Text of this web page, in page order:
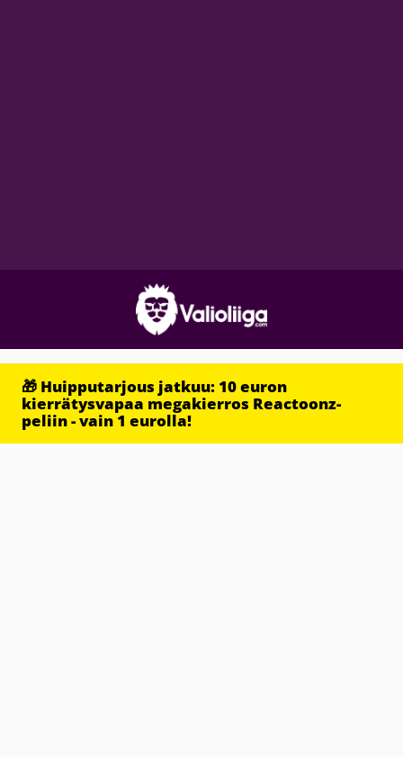
🎁 Huipputarjous jatkuu: 10 euron
kierrätysvapaa megakierros Reactoonz-
peliin - vain 1 eurolla!